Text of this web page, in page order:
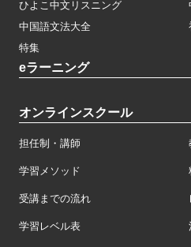
ひよこ中文リスニング
中国語文法大全
特集
eラーニング
オンラインスクール
担任制・講師
学習メソッド
受講までの流れ
学習レベル表